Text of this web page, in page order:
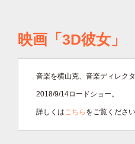
映画「3D彼女」
音楽を横山克、音楽ディレク
2018/9/14ロードショー。
詳しくはこちら をご覧くださ